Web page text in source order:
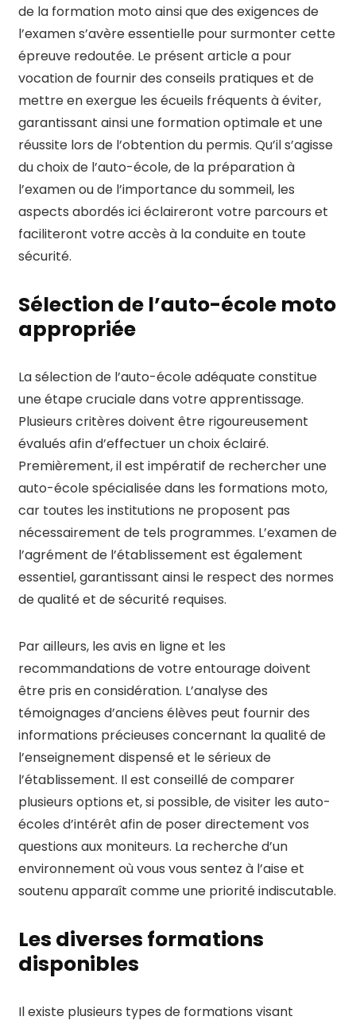
de la formation moto ainsi que des exigences de
l’examen s’avère essentielle pour surmonter cette
épreuve redoutée. Le présent article a pour
vocation de fournir des conseils pratiques et de
mettre en exergue les écueils fréquents à éviter,
garantissant ainsi une formation optimale et une
réussite lors de l’obtention du permis. Qu’il s’agisse
du choix de l’auto-école, de la préparation à
l’examen ou de l’importance du sommeil, les
aspects abordés ici éclaireront votre parcours et
faciliteront votre accès à la conduite en toute
sécurité.
Sélection de l’auto-école moto
appropriée
La sélection de l’auto-école adéquate constitue
une étape cruciale dans votre apprentissage.
Plusieurs critères doivent être rigoureusement
évalués afin d’effectuer un choix éclairé.
Premièrement, il est impératif de rechercher une
auto-école spécialisée dans les formations moto,
car toutes les institutions ne proposent pas
nécessairement de tels programmes. L’examen de
l’agrément de l’établissement est également
essentiel, garantissant ainsi le respect des normes
de qualité et de sécurité requises.
Par ailleurs, les avis en ligne et les
recommandations de votre entourage doivent
être pris en considération. L’analyse des
témoignages d’anciens élèves peut fournir des
informations précieuses concernant la qualité de
l’enseignement dispensé et le sérieux de
l’établissement. Il est conseillé de comparer
plusieurs options et, si possible, de visiter les auto-
écoles d’intérêt afin de poser directement vos
questions aux moniteurs. La recherche d’un
environnement où vous vous sentez à l’aise et
soutenu apparaît comme une priorité indiscutable.
Les diverses formations
disponibles
Il existe plusieurs types de formations visant